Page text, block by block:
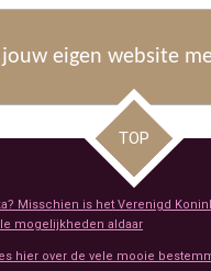
jouw eigen website
TOP
Misschien is het Verenigd
mogelijkheden aldaar
hier over de vele mooie